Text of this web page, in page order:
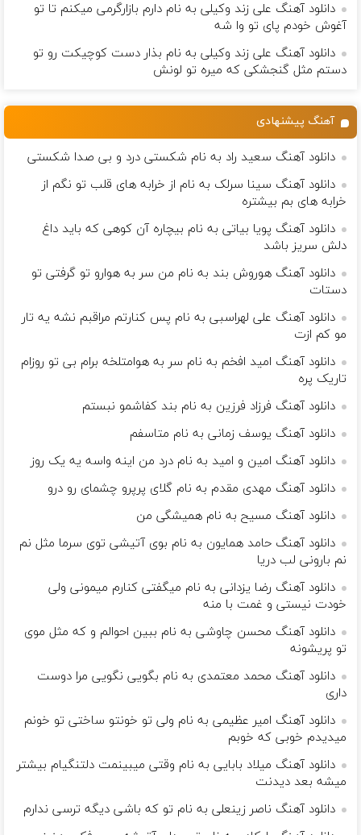
دانلود آهنگ علی زند وکیلی به نام دارم بازارگرمی میكنم تا تو
آغوش خودم پای تو وا شه
دانلود آهنگ علی زند وکیلی به نام بذار دست كوچیكت رو تو
دستم مثل گنجشكی كه میره تو لونش
آهنگ پیشنهادی
دانلود آهنگ سعید راد به نام شکستی درد و بی صدا شکستی
دانلود آهنگ سینا سرلک به نام از خرابه هاى قلب تو نگم از
خرابه هاى بم بيشتره
دانلود آهنگ پویا بیاتی به نام بیچاره آن کوهی که باید داغ
دلش سریز باشد
دانلود آهنگ هوروش بند به نام ﻣﻦ ﺳﺮ ﺑﻪ ﻫﻮارو ﺗﻮ ﮔﺮﻓﺘﻰ ﺗﻮ
دﺳﺘﺎت
دانلود آهنگ علی لهراسبی به نام پس کنارتم مراقبم نشه یه تار
مو کم ازت
دانلود آهنگ امید افخم به نام سر به هوامتلخه برام بی تو روزام
تاریک پره
دانلود آهنگ فرزاد فرزین به نام بند کفاشمو نبستم
دانلود آهنگ یوسف زمانی به نام متاسفم
دانلود آهنگ امین و امید به نام درد من اینه واسه یه یک روز
دانلود آهنگ مهدی مقدم به نام گلای پرپرو چشمای رو درو
دانلود آهنگ مسیح به نام همیشگی من
دانلود آهنگ حامد همایون به نام بوی آتیشی توی سرما مثل نم
نم بارونی لب دریا
دانلود آهنگ رضا یزدانی به نام میگفتی کنارم میمونی ولی
خودت نیستی و غمت با منه
دانلود آهنگ محسن چاوشی به نام ببین احوالم و که مثل موی
تو پریشونه
دانلود آهنگ محمد معتمدی به نام بگویی نگویی مرا دوست
داری
دانلود آهنگ امیر عظیمی به نام ولی تو خونتو ساختی تو خونم
میدیدم خوبی که خوبم
دانلود آهنگ میلاد بابایی به نام وقتی میبینمت دلتنگیام بیشتر
میشه بعد دیدنت
دانلود آهنگ ناصر زینعلی به نام تو که باشی دیگه ترسی ندارم